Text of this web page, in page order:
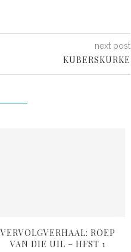
next post
KUBERSKURKE
VERVOLGVERHAAL: ROEP
VAN DIE UIL – HFST 1